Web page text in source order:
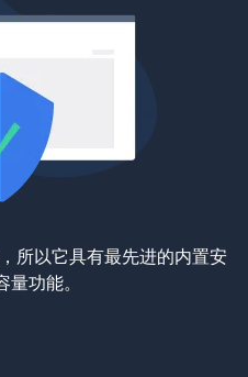
所以它具有最先进的内置安
功能。